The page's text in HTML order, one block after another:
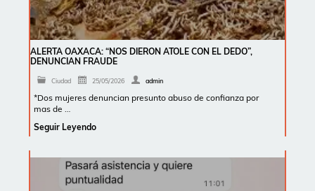
ALERTA OAXACA: “NOS DIERON ATOLE CON EL DEDO”,
DENUNCIAN FRAUDE
Ciudad 25/05/2026 admin
*Dos mujeres denuncian presunto abuso de confianza por
mas de …
Seguir Leyendo